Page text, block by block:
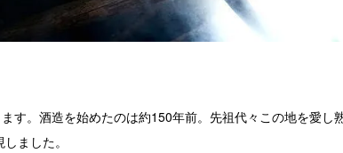
す。酒造を始めたのは約150年前。先祖代々この地を愛し
ました。